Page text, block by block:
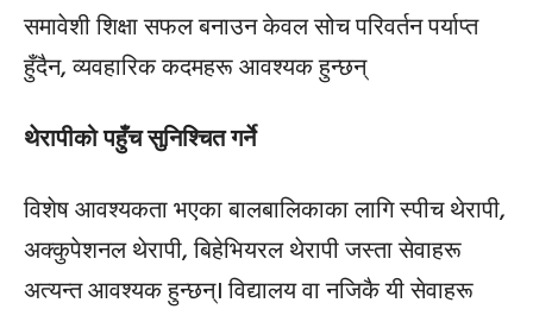
समावेशी शिक्षा सफल बनाउन केवल सोच परिवर्तन पर्याप्त
हुँदैन, व्यवहारिक कदमहरू आवश्यक हुन्छन्
थेरापीको पहुँच सुनिश्चित गर्ने
विशेष आवश्यकता भएका बालबालिकाका लागि स्पीच थेरापी,
अक्कुपेशनल थेरापी, बिहेभियरल थेरापी जस्ता सेवाहरू
अत्यन्त आवश्यक हुन्छन्। विद्यालय वा नजिकै यी सेवाहरू